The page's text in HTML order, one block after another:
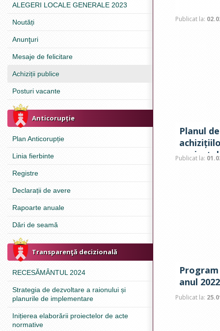
ALEGERI LOCALE GENERALE 2023
Noutăți
Anunţuri
Mesaje de felicitare
Achiziții publice
Posturi vacante
Anticorupție
Plan Anticorupție
Linia fierbinte
Registre
Declarații de avere
Rapoarte anuale
Dări de seamă
Transparenţă decizională
RECESĂMÂNTUL 2024
Strategia de dezvoltare a raionului și
planurile de implementare
Inițierea elaborării proiectelor de acte
normative
Publicat la:
Planul
Publicat la:
anul 2022
Publicat la: